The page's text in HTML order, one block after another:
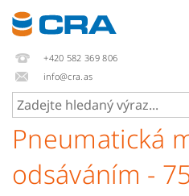
+420 582 369 806
info@cra.as
Pneumatická
odsáváním -